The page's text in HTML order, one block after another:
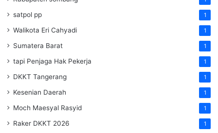
satpol pp 1
Walikota Eri Cahyadi 1
Sumatera Barat 1
tapi Penjaga Hak Pekerja 1
DKKT Tangerang 1
Kesenian Daerah 1
Moch Maesyal Rasyid 1
Raker DKKT 2026 1